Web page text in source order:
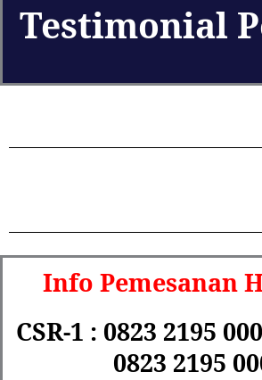
Testimonial
Info Pemesanan
CSR-1 : 0823 2195
0823 2195